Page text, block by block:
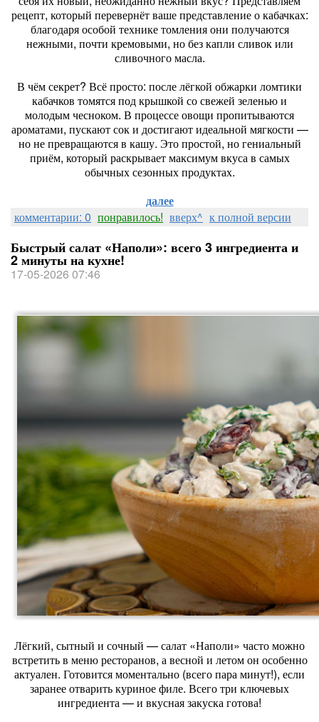
рецепт, который перевернёт ваше представление о кабачках:
благодаря особой технике томления они получаются
нежными, почти кремовыми, но без капли сливок или
сливочного масла.
В чём секрет? Всё просто: после лёгкой обжарки ломтики
кабачков томятся под крышкой со свежей зеленью и
молодым чесноком. В процессе овощи пропитываются
ароматами, пускают сок и достигают идеальной мягкости —
но не превращаются в кашу. Это простой, но гениальный
приём, который раскрывает максимум вкуса в самых
обычных сезонных продуктах.
далее
комментарии: 0 понравилось! вверх^ к полной версии
Быстрый салат «Наполи»: всего 3 ингредиента и
2 минуты на кухне!
17-05-2026 07:46
Лёгкий, сытный и сочный — салат «Наполи» часто можно
встретить в меню ресторанов, а весной и летом он особенно
актуален. Готовится моментально (всего пара минут!), если
заранее отварить куриное филе. Всего три ключевых
ингредиента — и вкусная закуска готова!